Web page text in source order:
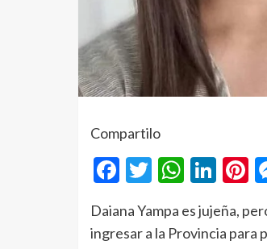
Compartilo
Facebook
Twitter
Daiana Yampa es jujeña,
ingresar a la Provincia para